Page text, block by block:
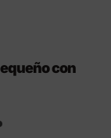
con